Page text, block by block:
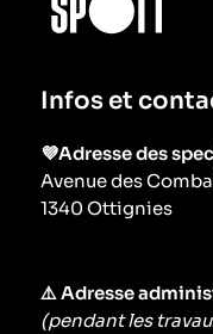
Infos et
💜Adresse des
Avenue des
1340 Ottignies
⚠️ Adresse
(pendant les